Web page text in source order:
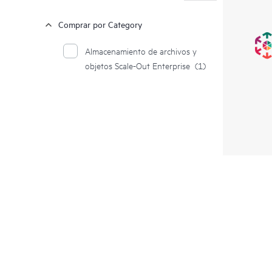
Comprar por Category
Almacenamiento de archivos y
objetos Scale-Out Enterprise (1)